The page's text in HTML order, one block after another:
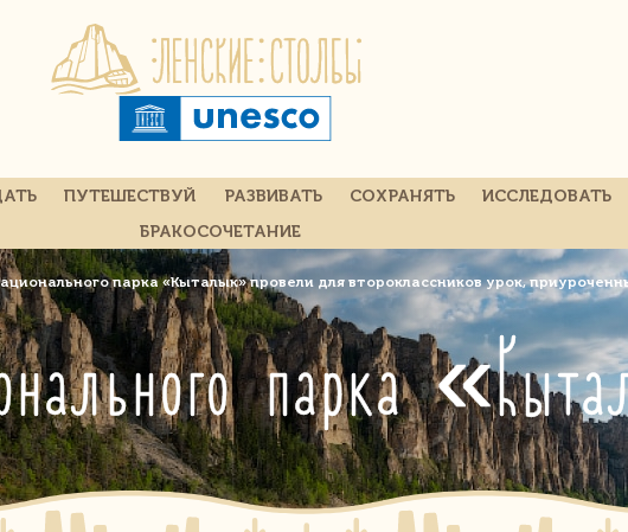
ПУТЕШЕСТВУЙ РАЗВИВАТЬ СОХРАНЯТЬ ИССЛЕДОВАТЬ
БРАКОСОЧЕТАНИЕ
парка «Кыталык» провели для второклассников урок,